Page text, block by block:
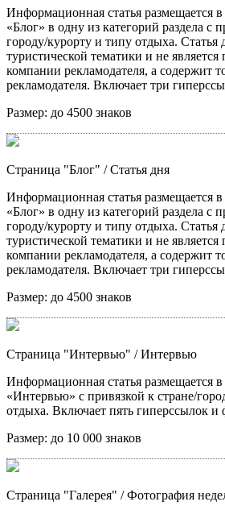
Информационная статья размещается в
«Блог» в одну из категорий раздела с
городу/курорту и типу отдыха. Статья
туристической тематики и не
компании рекламодателя, а содержит
рекламодателя. Включает три
Размер: до 4500 знаков
Страница "Блог" / Статья дня
Информационная статья размещается в
«Блог» в одну из категорий раздела с
городу/курорту и типу отдыха. Статья
туристической тематики и не
компании рекламодателя, а содержит
рекламодателя. Включает три
Размер: до 4500 знаков
Страница "Интервью" / Интервью
Информационная статья размещается в
«Интервью» с привязкой к стране/
отдыха. Включает пять гиперссылок и
Размер: до 10 000 знаков
Страница "Галерея" / Фотография